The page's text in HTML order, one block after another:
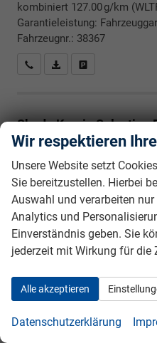
kombiniert 127.00 g/km
Garantieleistung:
Fahrzeugnr.: 38367
Rückrufbitte absenden
PDF-Datei,
Skoda KamiqSelection
FREI KONFIGURIERBAR
unverbindliche Lieferzeit:6
110 kW (150 PS), 1.498 cm³, 4
Wir respektieren
Unsere Website setzt
Sie bereitzustellen. Hierbei
Auswahl und verarbeiten
Analytics und
Einverständnis geben. Sie
jederzeit mit Wirkung für die
Alle akzeptieren
Datenschutzerklärung